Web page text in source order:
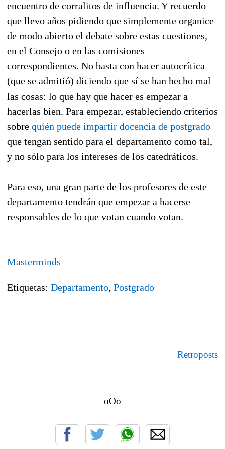
encuentro de corralitos de influencia. Y recuerdo
que llevo años pidiendo que simplemente organice
de modo abierto el debate sobre estas cuestiones,
en el Consejo o en las comisiones
correspondientes. No basta con hacer autocrítica
(que se admitió) diciendo que sí se han hecho mal
las cosas: lo que hay que hacer es empezar a
hacerlas bien. Para empezar, estableciendo criterios
sobre quién puede impartir docencia de postgrado
que tengan sentido para el departamento como tal,
y no sólo para los intereses de los catedráticos.
Para eso, una gran parte de los profesores de este
departamento tendrán que empezar a hacerse
responsables de lo que votan cuando votan.
Masterminds
Etiquetas: Departamento, Postgrado
Retroposts
—oOo—